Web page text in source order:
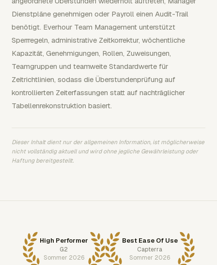
Dienstpläne genehmigen oder Payroll einen Audit-Trail
benötigt. Everhour Team Management unterstützt
Sperrregeln, administrative Zeitkorrektur, wöchentliche
Kapazität, Genehmigungen, Rollen, Zuweisungen,
Teamgruppen und teamweite Standardwerte für
Zeitrichtlinien, sodass die Überstundenprüfung auf
kontrollierten Zeiterfassungen statt auf nachträglicher
Tabellenrekonstruktion basiert.
Dieser Inhalt dient nur der allgemeinen Information, ist möglicherweise
nicht vollständig aktuell und wird ohne jegliche Gewährleistung oder
Haftung bereitgestellt.
High Performer
G2
Sommer 2026
Best Ease Of Use
Capterra
Sommer 2026